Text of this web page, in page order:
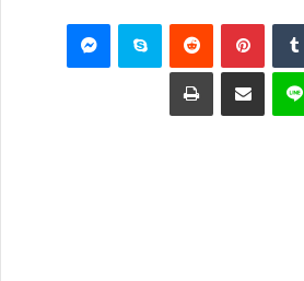
بينتيريست سكايب
لاين